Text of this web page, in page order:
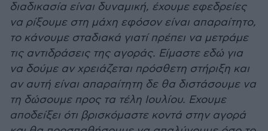
διαδικασία είναι δυναμική, έχουμε εφεδρείες
να ρίξουμε στη μάχη εφόσον είναι απαραίτητο,
το κάνουμε σταδιακά γιατί πρέπει να μετράμε
τις αντιδράσεις της αγοράς. Είμαστε εδώ για
να δούμε αν χρειάζεται πρόσθετη στήριξη και
αν αυτή είναι απαραίτητη δε θα διστάσουμε να
τη δώσουμε προς τα τέλη Ιουλίου. Εχουμε
αποδείξει ότι βρισκόμαστε κοντά στην αγορά